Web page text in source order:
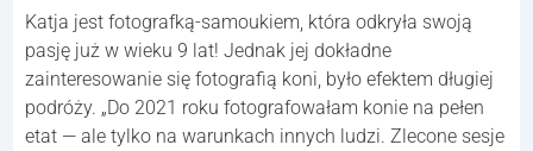
Katja jest fotografką-samoukiem, która odkryła swoją
pasję już w wieku 9 lat! Jednak jej dokładne
zainteresowanie się fotografią koni, było efektem długiej
podróży. „Do 2021 roku fotografowałam konie na pełen
etat — ale tylko na warunkach innych ludzi. Zlecone sesje